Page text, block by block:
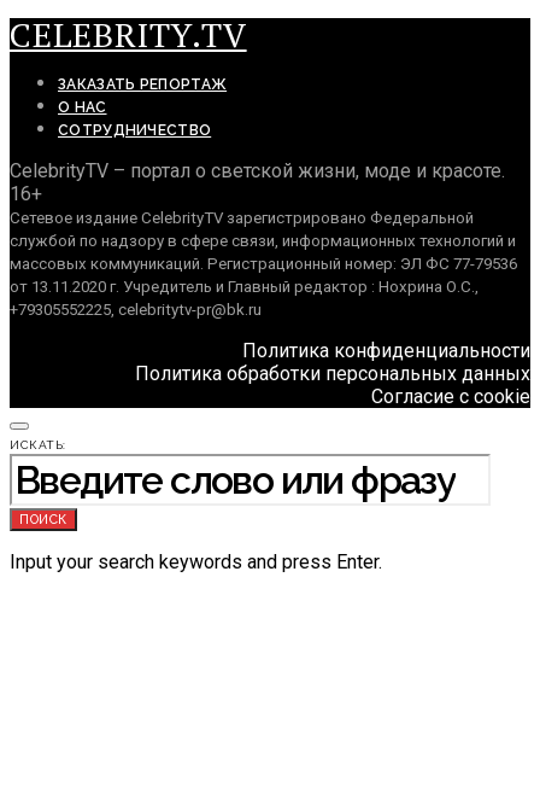
CELEBRITY.TV
ЗАКАЗАТЬ РЕПОРТАЖ
О НАС
СОТРУДНИЧЕСТВО
CelebrityTV – портал о светской жизни, моде и красоте.
16+
Сетевое издание CelebrityTV зарегистрировано Федеральной
службой по надзору в сфере связи, информационных технологий и
массовых коммуникаций. Регистрационный номер: ЭЛ ФС 77-79536
от 13.11.2020 г. Учредитель и Главный редактор : Нохрина О.С.,
+79305552225, celebritytv-pr@bk.ru
Политика конфиденциальности
Политика обработки персональных данных
Согласие с cookie
ИСКАТЬ:
ПОИСК
Input your search keywords and press Enter.